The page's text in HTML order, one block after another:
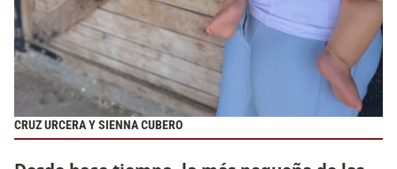
CRUZ URCERA Y SIENNA CUBERO